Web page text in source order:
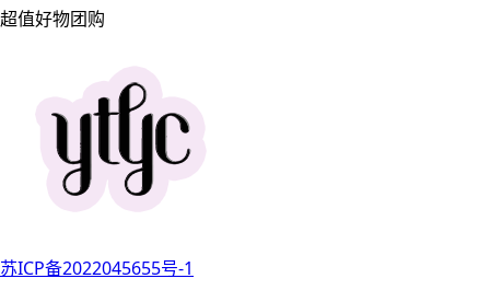
超值好物团购
苏ICP备2022045655号-1